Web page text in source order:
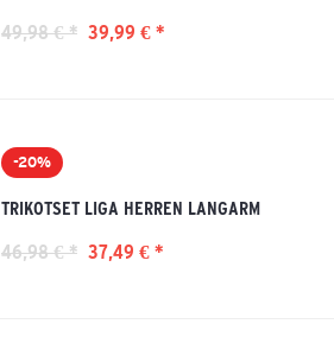
49,98 € * 39,99 € *
-20%
TRIKOTSET LIGA HERREN LANGARM
46,98 € * 37,49 € *